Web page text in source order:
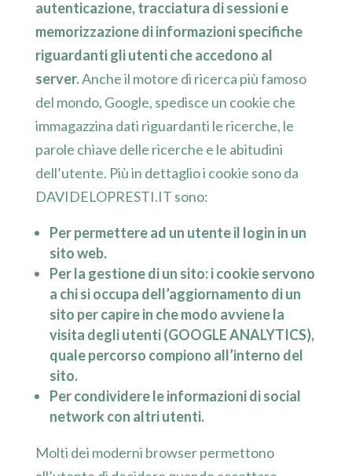
autenticazione, tracciatura di sessioni e
memorizzazione di informazioni specifiche
riguardanti gli utenti che accedono al
server.Anche il motore di ricerca più famoso
del mondo, Google, spedisce un cookie che
immagazzina dati riguardanti le ricerche, le
parole chiave delle ricerche e le abitudini
dell’utente. Più in dettaglio i cookie sono da
DAVIDELOPRESTI.IT sono:
Per permettere ad un utente il login in un
sito web.
Per la gestione di un sito: i cookie servono
a chi si occupa dell’aggiornamento di un
sito per capire in che modo avviene la
visita degli utenti (GOOGLE ANALYTICS),
quale percorso compiono all’interno del
sito.
Per condividere le informazioni di social
network con altri utenti.
Molti dei moderni browser permettono